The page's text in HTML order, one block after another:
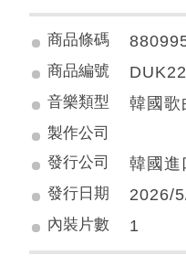
商品條碼
商品編號
音樂類型 韓國歌
製作公司
發行公司
韓國進
發行日期 2026/
內裝片數 1